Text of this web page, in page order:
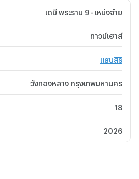
เดมี พระราม 9 - เหม่งจ๋าย
ทาวน์เฮาส์
แสนสิริ
วังทองหลาง กรุงเทพมหานคร
18
2026